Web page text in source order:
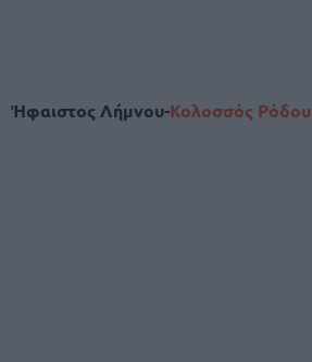
Ήφαιστος Λήμνου-Κολοσσός Ρόδου